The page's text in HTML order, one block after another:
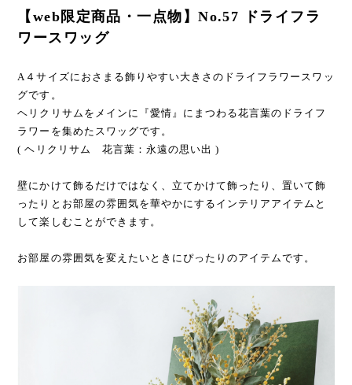
【web限定商品・一点物】No.57 ドライフラ
ワースワッグ
A４サイズにおさまる飾りやすい大きさのドライフラワースワッ
グです。
ヘリクリサムをメインに『愛情』にまつわる花言葉のドライフ
ラワーを集めたスワッグです。
( ヘリクリサム 花言葉：永遠の思い出 )
壁にかけて飾るだけではなく、立てかけて飾ったり、置いて飾
ったりとお部屋の雰囲気を華やかにするインテリアアイテムと
して楽しむことができます。
お部屋の雰囲気を変えたいときにぴったりのアイテムです。